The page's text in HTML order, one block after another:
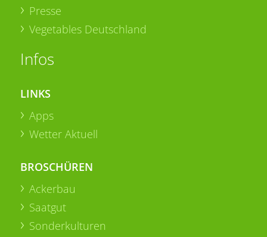
Presse
Vegetables Deutschland
Infos
LINKS
Apps
Wetter Aktuell
BROSCHÜREN
Ackerbau
Saatgut
Sonderkulturen